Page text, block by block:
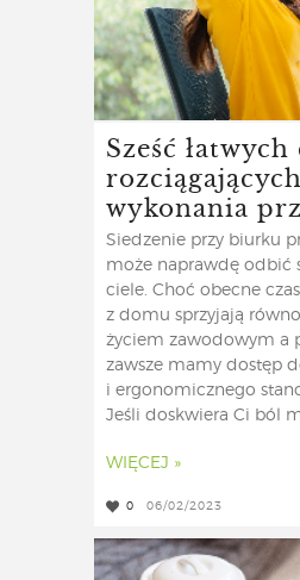
Sześć
wykonania
Siedzenie przy biurku
może naprawdę odbić
ciele. Choć obecne
z domu sprzyjają
życiem zawodowym a
zawsze mamy dostęp
i ergonomicznego
Jeśli doskwiera Ci ból
WIĘCEJ »
0 06/02/2023